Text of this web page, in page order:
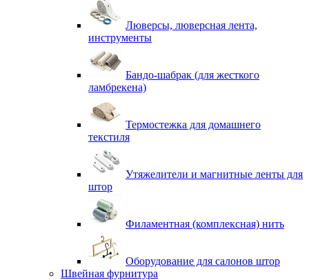
Люверсы, люверсная лента,
инструменты
Бандо-шабрак (для жесткого
ламбрекена)
Термостежка для домашнего
текстиля
Утяжелители и магнитные ленты для
штор
Филаментная (комплексная) нить
Оборудование для салонов штор
Швейная фурнитура